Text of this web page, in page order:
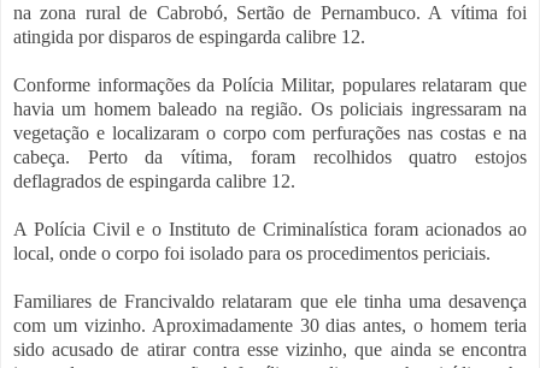
na zona rural de Cabrobó, Sertão de Pernambuco. A vítima foi
atingida por disparos de espingarda calibre 12.
Conforme informações da Polícia Militar, populares relataram que
havia um homem baleado na região. Os policiais ingressaram na
vegetação e localizaram o corpo com perfurações nas costas e na
cabeça. Perto da vítima, foram recolhidos quatro estojos
deflagrados de espingarda calibre 12.
A Polícia Civil e o Instituto de Criminalística foram acionados ao
local, onde o corpo foi isolado para os procedimentos periciais.
Familiares de Francivaldo relataram que ele tinha uma desavença
com um vizinho. Aproximadamente 30 dias antes, o homem teria
sido acusado de atirar contra esse vizinho, que ainda se encontra